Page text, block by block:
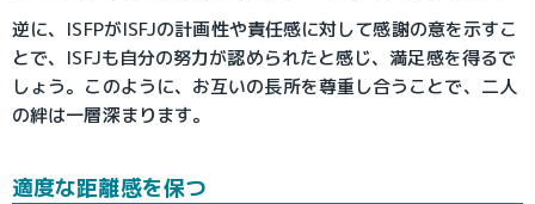
逆に、ISFPがISFJの計画性や責任感に対して感謝の意を示すこ
とで、ISFJも自分の努力が認められたと感じ、満足感を得るで
しょう。このように、お互いの長所を尊重し合うことで、二人
の絆は一層深まります。
適度な距離感を保つ